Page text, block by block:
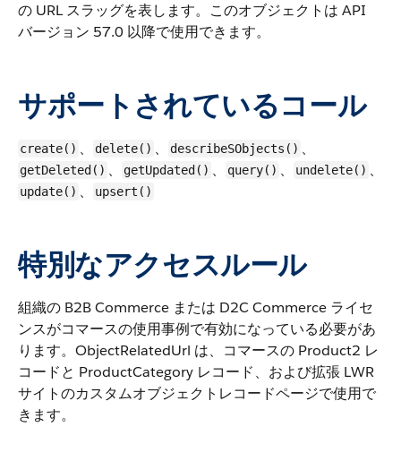
の URL スラッグを表します。 このオブジェクトは API
バージョン 57.0 以降で使用できます。
サポートされているコール
create() 、 delete() 、 describeSObjects() 、
getDeleted() 、 getUpdated() 、 query() 、 undelete() 、
update() 、 upsert()
特別なアクセスルール
組織の B2B Commerce または D2C Commerce ライセ
ンスがコマースの使用事例で有効になっている必要があ
ります。ObjectRelatedUrl は、コマースの Product2 レ
コードと ProductCategory レコード、および拡張 LWR
サイトのカスタムオブジェクトレコードページで使用で
きます。